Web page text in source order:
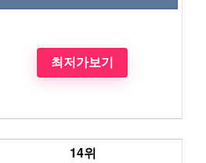
최저가보기
14위